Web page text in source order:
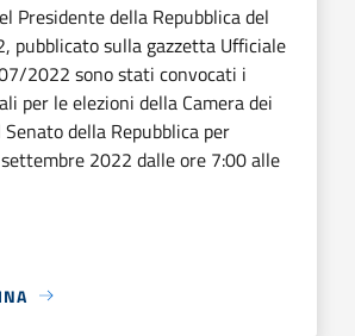
Presidente della Repubblica del
pubblicato sulla gazzetta Ufficiale
2022 sono stati convocati i
per le elezioni della Camera dei
della Repubblica per
2022 dalle ore 7:00 alle